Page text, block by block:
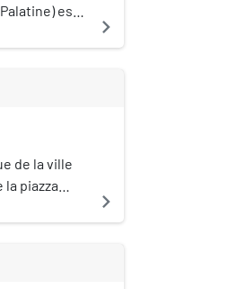
est
historique
navigate_next
de la ville
piazza
navigate_next